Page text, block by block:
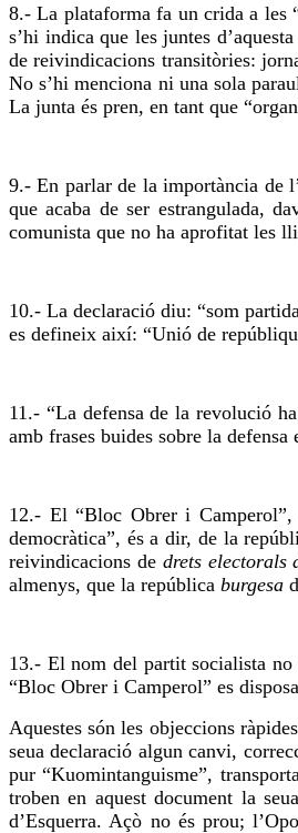
8.- La plataforma fa un crida a les
s’hi indica que les juntes
de reivindicacions transitòries:
No s’hi menciona ni una sola
La junta és pren, en tant que
9.- En parlar de la importància de
que acaba de ser estrangulada,
comunista que no ha aprofitat les
10.- La declaració diu: “som
es defineix així: “Unió de
11.- “La defensa de la revolució
amb frases buides sobre la defensa
12.- El “Bloc Obrer i
democràtica”, és a dir, de la
reivindicacions de drets electorals
almenys, que la república burgesa
13.- El nom del partit socialista no
“Bloc Obrer i Camperol” es
Aquestes són les objeccions
seua declaració algun canvi,
pur “Kuomintanguisme”,
troben en aquest document la
d’Esquerra. Açò no és prou;